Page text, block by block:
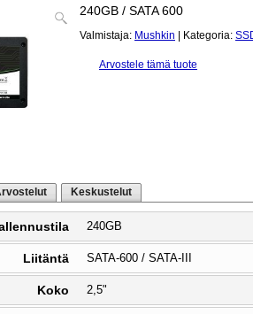
240GB / SATA 600
Valmistaja: Mushkin | Kategoria:
Arvostele tämä tuote
Keskustelut
240GB
Liitäntä SATA-600 / SATA-III
Koko 2,5"